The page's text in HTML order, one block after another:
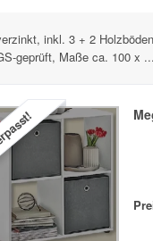
inkl. 3 + 2
geprüft, Maße ca. 100 x ...